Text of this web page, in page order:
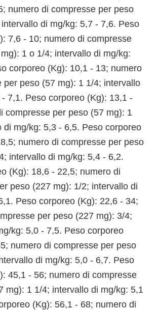
numero di compresse per peso
di mg/kg: 5,7 - 7,6. Peso
7,6 - 10; numero di compresse
1 o 1/4; intervallo di mg/kg:
corporeo (Kg): 10,1 - 13; numero
per peso (57 mg): 1 1/4; intervallo
7,1. Peso corporeo (Kg): 13,1 -
compresse per peso (57 mg): 1
di mg/kg: 5,3 - 6,5. Peso corporeo
numero di compresse per peso
intervallo di mg/kg: 5,4 - 6,2.
(Kg): 18,6 - 22,5; numero di
peso (227 mg): 1/2; intervallo di
Peso corporeo (Kg): 22,6 - 34;
per peso (227 mg): 3/4;
kg: 5,0 - 7,5. Peso corporeo
numero di compresse per peso
di mg/kg: 5,0 - 6,7. Peso
45,1 - 56; numero di compresse
mg): 1 1/4; intervallo di mg/kg: 5,1
(Kg): 56,1 - 68; numero di